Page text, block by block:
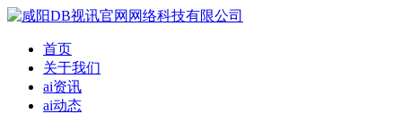
首页
关于我们
ai资讯
ai动态